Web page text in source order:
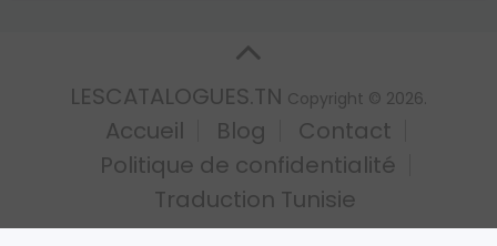
LESCATALOGUES.TN Copyright © 2026.
Accueil Blog
Contact
Politique de confidentialité
Traduction Tunisie